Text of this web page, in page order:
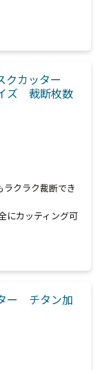
カッター
ズ 裁断枚数
クラク裁断でき
にカッティング可
ー チタン加